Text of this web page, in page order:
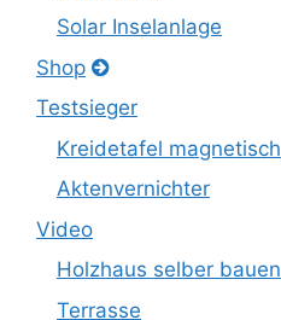
Solar Inselanlage
Shop
Testsieger
Kreidetafel magnetisch
Aktenvernichter
Video
Holzhaus selber bauen
Terrasse